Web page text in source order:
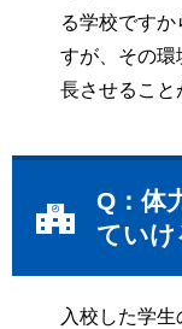
る学校です
すが、その環
長させること
Q：体
ていけ
入校した学